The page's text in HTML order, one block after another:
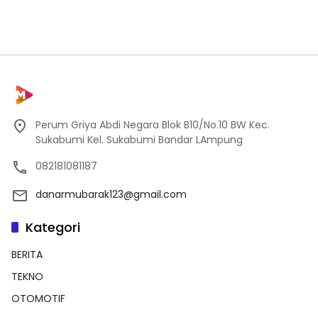
Perum Griya Abdi Negara Blok B10/No.10 BW Kec.
Sukabumi Kel. Sukabumi Bandar LAmpung
082181081187
danarmubarak123@gmail.com
Kategori
BERITA
TEKNO
OTOMOTIF